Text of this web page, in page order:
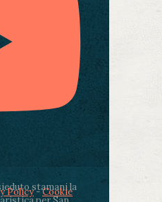
stamani la
Policy-Cookie